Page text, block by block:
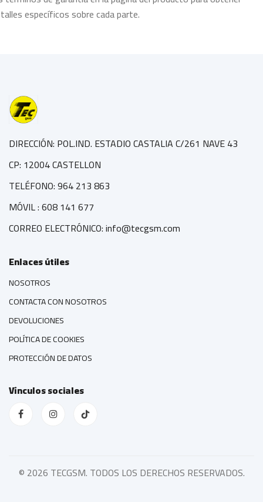
específicos sobre cada parte.
DIRECCIÓN: POL.IND. ESTADIO CASTALIA C/261 NAVE 43
CP: 12004 CASTELLON
TELÉFONO: 964 213 863
MÓVIL : 608 141 677
CORREO ELECTRÓNICO: info@tecgsm.com
Enlaces útiles
NOSOTROS
CONTACTA CON NOSOTROS
DEVOLUCIONES
POLÍTICA DE COOKIES
PROTECCIÓN DE DATOS
Vínculos sociales
© 2026 TECGSM. TODOS LOS DERECHOS RESERVADOS.